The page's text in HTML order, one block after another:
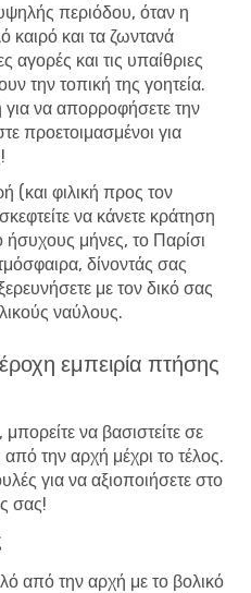
περιόδου, όταν η
καιρό και τα ζωντανά
αγορές και τις υπαίθριες
την τοπική της γοητεία.
για να απορροφήσετε την
προετοιμασμένοι για
(και φιλική προς τον
να κάνετε κράτηση
ήσυχους μήνες, το Παρίσι
δίνοντάς σας
με τον δικό σας
ναύλους.
εμπειρία πτήσης
να βασιστείτε σε
από την αρχή μέχρι το τέλος.
για να αξιοποιήσετε στο
σας!
από την αρχή με το βολικό